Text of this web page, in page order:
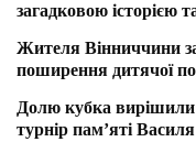
загадковою історією
Жителя Вінниччини
поширення дитячої
Долю кубка вирішили
турнір пам’яті